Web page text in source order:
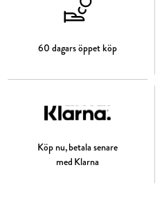
60 dagars öppet köp
Köp nu, betala senare
med Klarna